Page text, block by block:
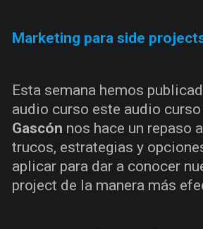
Marketing para side
Esta semana hemos
audio curso este audio curso
Gascón nos hace un repaso
trucos, estrategias y
aplicar para dar a conocer
project de la manera más